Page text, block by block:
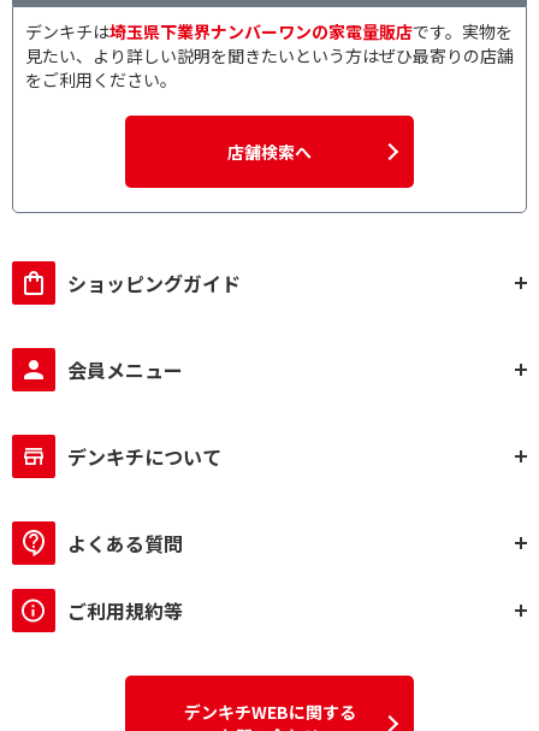
デンキチは埼玉県下業界ナンバーワンの家電量販店です。実物を
見たい、より詳しい説明を聞きたいという方はぜひ最寄りの店舗
をご利用ください。
店舗検索へ
ショッピングガイド
会員メニュー
デンキチについて
よくある質問
ご利用規約等
デンキチWEBに関する